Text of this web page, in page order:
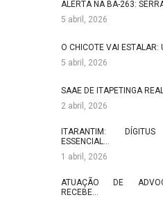
ALERTA NA BA-263:
5 abril, 2026
O CHICOTE VAI ESTALAR:
5 abril, 2026
SAAE DE ITAPETINGA
2 abril, 2026
ITARANTIM:
ESSENCIAL…
1 abril, 2026
ATUAÇÃO DE
RECEBE…